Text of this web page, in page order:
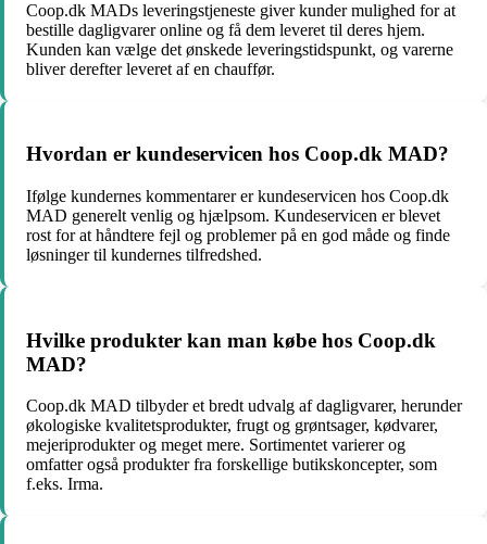
Coop.dk MADs leveringstjeneste giver kunder mulighed for at
bestille dagligvarer online og få dem leveret til deres hjem.
Kunden kan vælge det ønskede leveringstidspunkt, og varerne
bliver derefter leveret af en chauffør.
Hvordan er kundeservicen hos Coop.dk MAD?
Ifølge kundernes kommentarer er kundeservicen hos Coop.dk
MAD generelt venlig og hjælpsom. Kundeservicen er blevet
rost for at håndtere fejl og problemer på en god måde og finde
løsninger til kundernes tilfredshed.
Hvilke produkter kan man købe hos Coop.dk
MAD?
Coop.dk MAD tilbyder et bredt udvalg af dagligvarer, herunder
økologiske kvalitetsprodukter, frugt og grøntsager, kødvarer,
mejeriprodukter og meget mere. Sortimentet varierer og
omfatter også produkter fra forskellige butikskoncepter, som
f.eks. Irma.